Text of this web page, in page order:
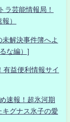
ラ芸能情報局！
）
解決事件簿へよ
な編）]
益便利情報サイ
速報！超氷河期
グナス氷子の愛